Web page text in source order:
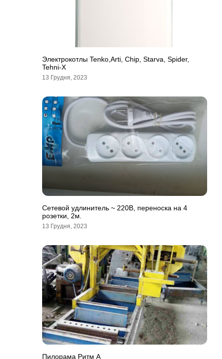
Электрокотлы Tenko,Arti, Chip, Starva, Spider,
Tehni-X
13 Грудня, 2023
Сетевой удлинитель ~ 220В, переноска на 4
розетки, 2м.
13 Грудня, 2023
Пилорама Ритм А